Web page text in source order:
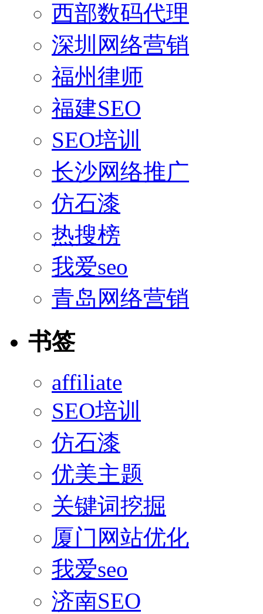
西部数码代理
深圳网络营销
福州律师
福建SEO
SEO培训
长沙网络推广
仿石漆
热搜榜
我爱seo
青岛网络营销
书签
affiliate
SEO培训
仿石漆
优美主题
关键词挖掘
厦门网站优化
我爱seo
济南SEO